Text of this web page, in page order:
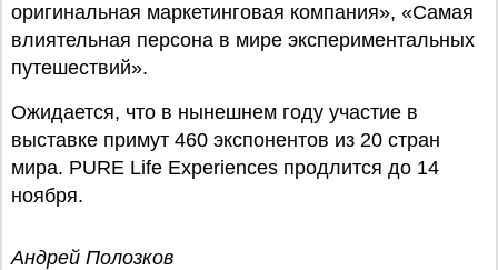
оригинальная маркетинговая компания», «Самая
влиятельная персона в мире экспериментальных
путешествий».
Ожидается, что в нынешнем году участие в
выставке примут 460 экспонентов из 20 стран
мира. PURE Life Experiences продлится до 14
ноября.
Андрей Полозков